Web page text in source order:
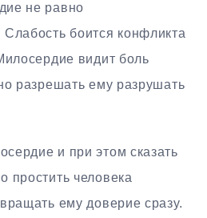
не равно
Слабость боится конфликта
видит боль
разрешать ему разрушать
и при этом сказать
простить человека
ему доверие сразу.